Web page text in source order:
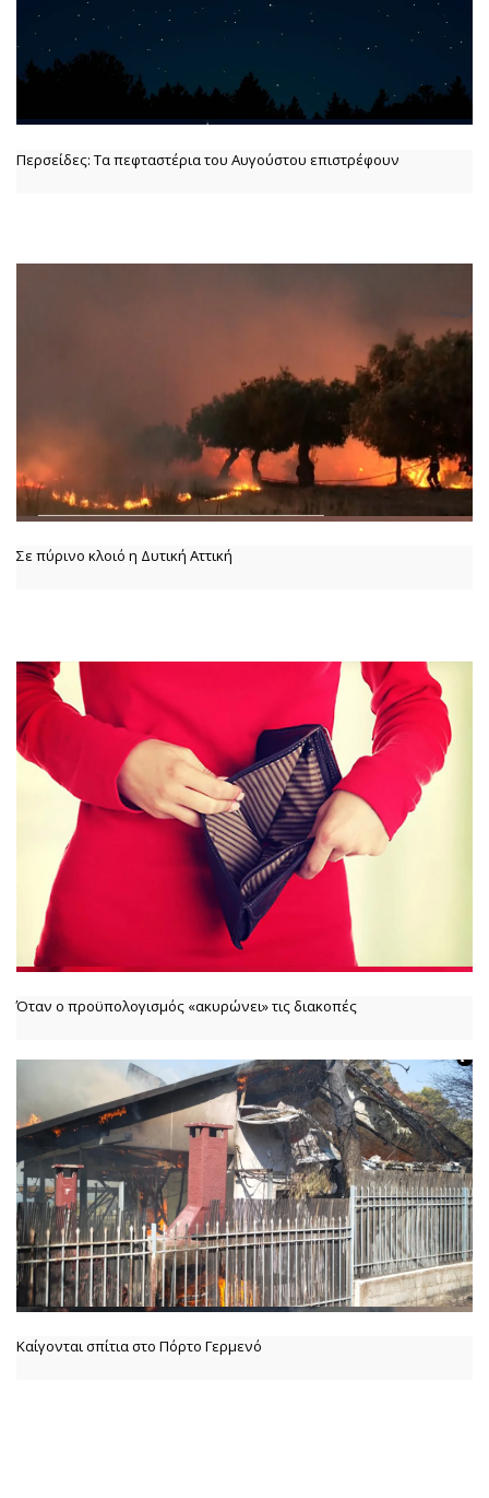
Περσείδες: Τα πεφταστέρια του Αυγούστου επιστρέφουν
Σε πύρινο κλοιό η Δυτική Αττική
Όταν ο προϋπολογισμός «ακυρώνει» τις διακοπές
Καίγονται σπίτια στο Πόρτο Γερμενό